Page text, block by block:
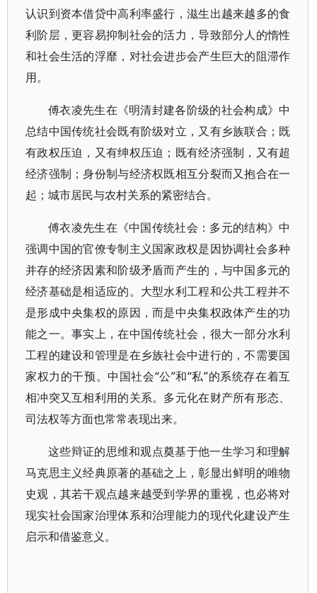
认识到资本借贷中高利率盛行，滋生出越来越多的食
利阶层，更容易抑制社会的活力，导致部分人的惰性
和社会生活的浮靡，对社会进步会产生巨大的阻滞作
用。
傅衣凌先生在《明清封建各阶级的社会构成》中
总结中国传统社会既有阶级对立，又有乡族联合；既
有政权压迫，又有绅权压迫；既有经济强制，又有超
经济强制；身份制与经济权既相互分裂而又抱合在一
起；城市居民与农村关系的紧密结合。
傅衣凌先生在《中国传统社会：多元的结构》中
强调中国的官僚专制主义国家政权是因协调社会多种
并存的经济因素和阶级矛盾而产生的，与中国多元的
经济基础是相适应的。大型水利工程和公共工程并不
是形成中央集权的原因，而是中央集权政体产生的功
能之一。事实上，在中国传统社会，很大一部分水利
工程的建设和管理是在乡族社会中进行的，不需要国
家权力的干预。中国社会“公”和“私”的系统存在着互
相冲突又互相利用的关系。多元化在财产所有形态、
司法权等方面也常常表现出来。
这些辩证的思维和观点奠基于他一生学习和理解
马克思主义经典原著的基础之上，彰显出鲜明的唯物
史观，其若干观点越来越受到学界的重视，也必将对
现实社会国家治理体系和治理能力的现代化建设产生
启示和借鉴意义。